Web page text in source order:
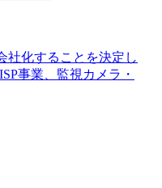
社化することを決定し
事業、監視カメラ・